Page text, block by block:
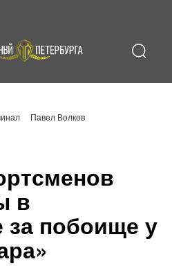
Павел Волков
в
за побоище у